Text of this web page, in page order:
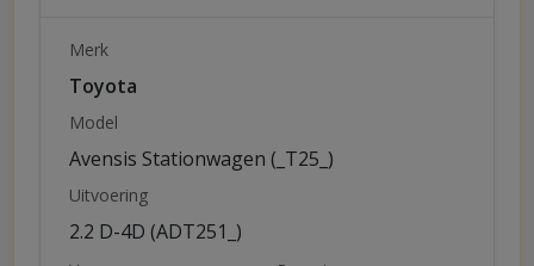
Merk
Toyota
Model
Avensis Stationwagen (_T25_)
Uitvoering
2.2 D-4D (ADT251_)